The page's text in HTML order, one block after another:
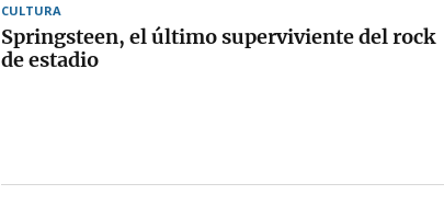
CULTURA
Springsteen, el último superviviente del rock
de estadio